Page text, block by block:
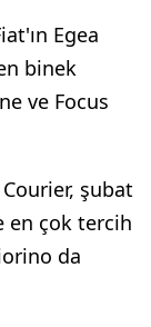
Egea
binek
ve Focus
şubat
en çok tercih
da